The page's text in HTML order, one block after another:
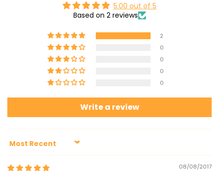
5.00 out of 5
Based on 2 reviews
2
0
0
0
0
Write a review
Sort by
08/08/2017